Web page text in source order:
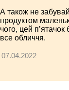
А також не
продуктом
чого, цей
все обличчя.
07.04.2022